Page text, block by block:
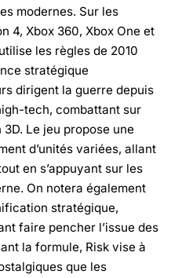
modernes. Sur les
4, Xbox 360, Xbox One et
les règles de 2010
stratégique
dirigent la guerre depuis
tech, combattant sur
Le jeu propose une
d’unités variées, allant
en s’appuyant sur les
On notera également
stratégique,
faire pencher l’issue des
la formule, Risk vise à
que les